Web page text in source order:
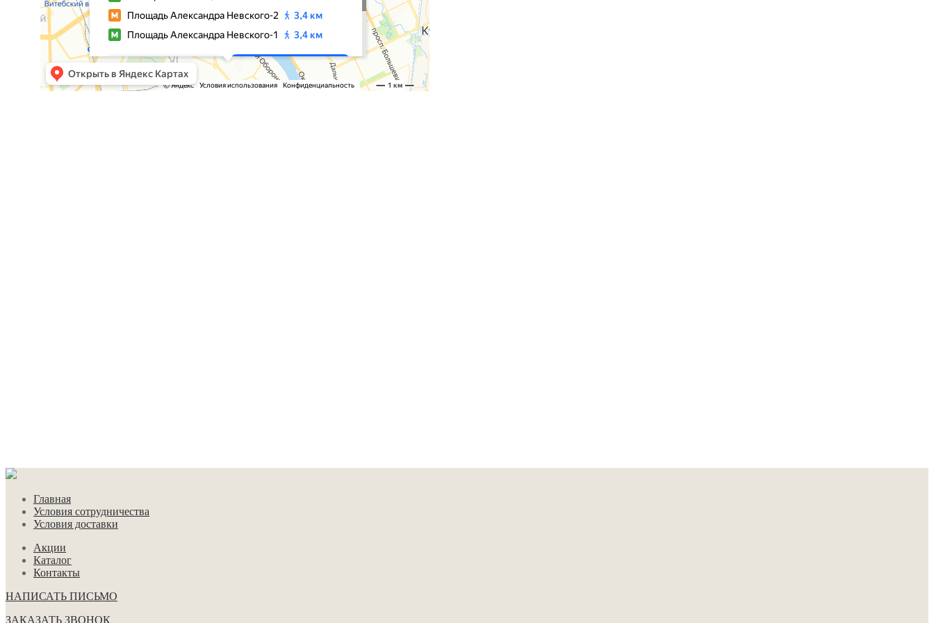
Главная
Условия сотрудничества
Условия доставки
Акции
Каталог
Контакты
НАПИСАТЬ ПИСЬМО
ЗАКАЗАТЬ ЗВОНОК